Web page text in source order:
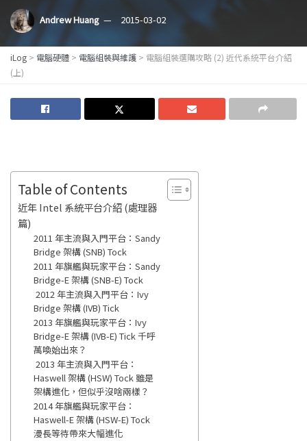
Andrew Huang 2015-03-02
iLog > 電腦硬體 > 電腦組裝與維護 > 電腦組裝選購攻略 (2) 近代系統平台介紹
(上)
Table of Contents
近年 Intel 系統平台介紹 (處理器
篇)
2011 年主流與入門平台：Sandy
Bridge 架構 (SNB) Tock
2011 年旗艦與玩家平台：Sandy
Bridge-E 架構 (SNB-E) Tock
2012 年主流與入門平台：Ivy
Bridge 架構 (IVB) Tick
2013 年旗艦與玩家平台：Ivy
Bridge-E 架構 (IVB-E) Tick 千呼
萬喚始出來？
2013 年主流與入門平台：
Haswell 架構 (HSW) Tock 雖是
架構進化，但似乎沒啥兩樣？
2014 年旗艦與玩家平台：
Haswell-E 架構 (HSW-E) Tock
漫長等待帶來大幅進化